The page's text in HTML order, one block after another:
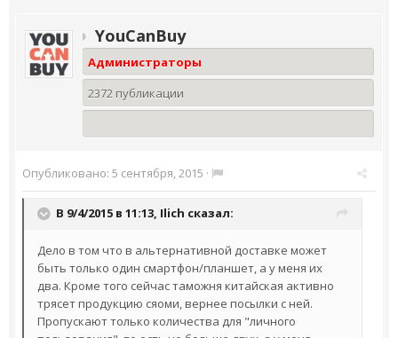
YouCanBuy
Администраторы
2372 публикации
Опубликовано: 5 сентября, 2015 ·
В 9/4/2015 в 11:13, Ilich сказал:
Дело в том что в альтернативной доставке может
быть только один смартфон/планшет, а у меня их
два. Кроме того сейчас таможня китайская активно
трясет продукцию сяоми, вернее посылки с ней.
Пропускают только количества для "личного